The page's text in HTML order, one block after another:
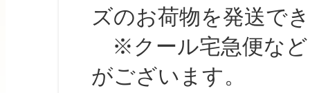
ズのお荷物を発送で
※クール宅急便など
がございます。